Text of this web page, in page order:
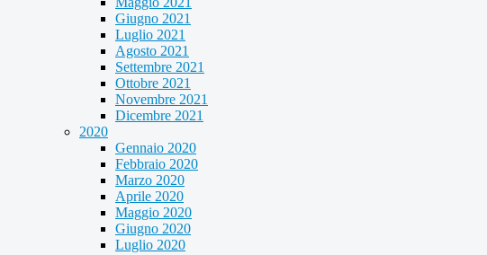
Giugno 2021
Luglio 2021
Agosto 2021
Settembre 2021
Ottobre 2021
Novembre 2021
Dicembre 2021
2020
Gennaio 2020
Febbraio 2020
Marzo 2020
Aprile 2020
Maggio 2020
Giugno 2020
Luglio 2020